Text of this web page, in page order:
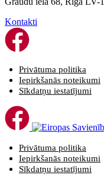
Kontakti
Privātuma politika
Iepirkšanās noteikumi
Sīkdatņu iestatījumi
Privātuma politika
Iepirkšanās noteikumi
Sīkdatņu iestatījumi